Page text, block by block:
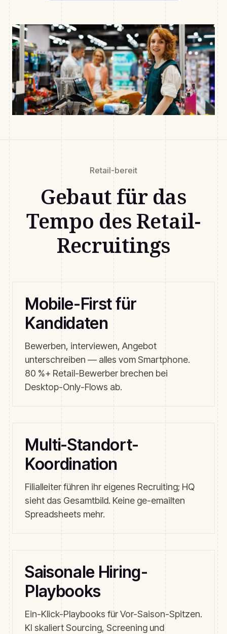
Retail-bereit
Gebaut für das
Tempo des Retail-
Recruitings
Mobile-First für
Kandidaten
Bewerben, interviewen, Angebot
unterschreiben — alles vom Smartphone.
80 %+ Retail-Bewerber brechen bei
Desktop-Only-Flows ab.
Multi-Standort-
Koordination
Filialleiter führen ihr eigenes Recruiting; HQ
sieht das Gesamtbild. Keine ge-emailten
Spreadsheets mehr.
Saisonale Hiring-
Playbooks
Ein-Klick-Playbooks für Vor-Saison-Spitzen.
KI skaliert Sourcing, Screening und